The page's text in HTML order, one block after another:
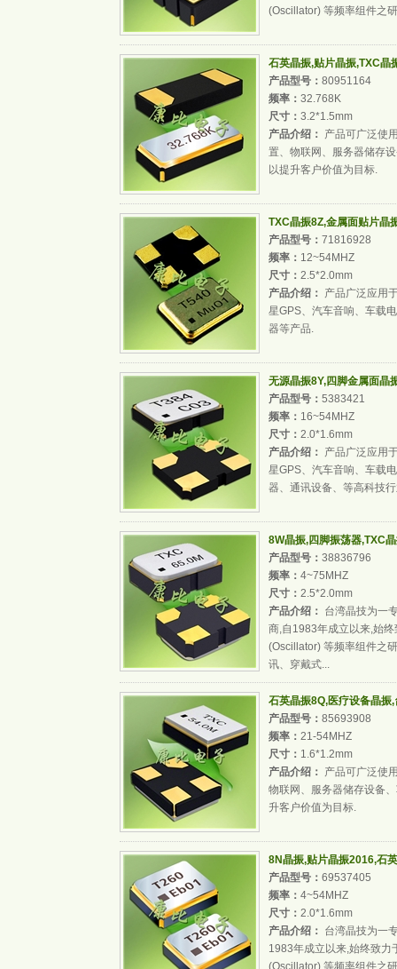
(Oscillator) 等频率组件之
石英晶振,贴片晶振,TXC晶
产品型号： 80951164
频率： 32.768K
尺寸： 3.2*1.5mm
产品介绍： 产品可广泛使
置、物联网、服务器储存
以提升客户价值为目标.
TXC晶振8Z,金属面贴片晶
产品型号： 71816928
频率： 12~54MHZ
尺寸： 2.5*2.0mm
产品介绍： 产品广泛应用
星GPS、汽车音响、车载
器等产品.
无源晶振8Y,四脚金属面晶
产品型号： 5383421
频率： 16~54MHZ
尺寸： 2.0*1.6mm
产品介绍： 产品广泛应用
星GPS、汽车音响、车载
器、通讯设备、等高科技
8W晶振,四脚振荡器,TXC
产品型号： 38836796
频率： 4~75MHZ
尺寸： 2.5*2.0mm
产品介绍： 台湾晶技为一
商,自1983年成立以来,始
(Oscillator) 等频率组件之
讯、穿戴式...
石英晶振8Q,医疗设备晶振
产品型号： 85693908
频率： 21-54MHZ
尺寸： 1.6*1.2mm
产品介绍： 产品可广泛使
物联网、服务器储存设备
升客户价值为目标.
8N晶振,贴片晶振2016,石
产品型号： 69537405
频率： 4~54MHZ
尺寸： 2.0*1.6mm
产品介绍： 台湾晶技为一
1983年成立以来,始终致力
(Oscillator) 等频率组件之